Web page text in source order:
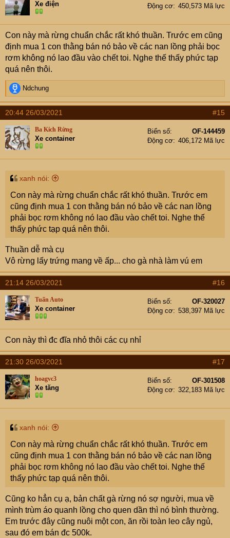
Xe điện
Động cơ
450,573 Mã lực
Con này mà rừng chuẩn chắc rất khó thuần. Trước em cũng
định mua 1 con thằng bán nó bảo về các nan lồng phải bọc
rơm không nó lao đầu vào chết toi. Nghe thế thấy phức tạp
quá nên thôi.
R
e
a
c
t
o
n
s
Ndchung
20:44 26/03/2021 #15
Ba Kích Rừng
Xe container
Biển số
OF-144459
Động cơ
406,172 Mã lực
xanh nói:
Con này mà rừng chuẩn chắc rất khó thuần. Trước em
cũng định mua 1 con thằng bán nó bảo về các nan lồng
phải bọc rơm không nó lao đầu vào chết toi. Nghe thế
thấy phức tạp quá nên thôi.
Thuần dễ mà cụ
Vô rừng lấy trứng mang về ấp... cho gà nhà làm vú em
21:14 26/03/2021 #16
Tuấn Auto
Xe container
Biển số
OF-320027
Động cơ
538,397 Mã lực
Con này thì đc đĩa nhỏ thôi các cụ nhỉ
21:30 26/03/2021 #17
hoagvc3
Xe tăng
Biển số
OF-301508
Động cơ
322,183 Mã lực
xanh nói:
Con này mà rừng chuẩn chắc rất khó thuần. Trước em
cũng định mua 1 con thằng bán nó bảo về các nan lồng
phải bọc rơm không nó lao đầu vào chết toi. Nghe thế
thấy phức tạp quá nên thôi.
Cũng ko hẳn cụ ạ, bản chất gà rừng nó sợ người, mua về
mình trùm áo quanh lồng cho quen dần thì nó bình thường.
Em trước đây cũng nuôi một con, ăn rồi toàn leo cây ngủ,
sau đó em bán đc 500k.